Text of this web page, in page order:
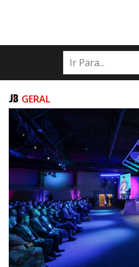
INÍCIO
NOTÍCIAS
CONTATO
GERAL